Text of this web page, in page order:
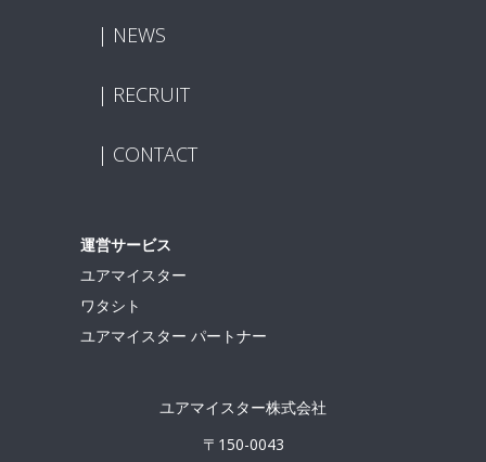
RECRUIT
CONTACT
NEWS
運営サービス
ユアマイスター
ワタシト
ユアマイスター パートナー
ユアマイスター株式会社
〒150-0043